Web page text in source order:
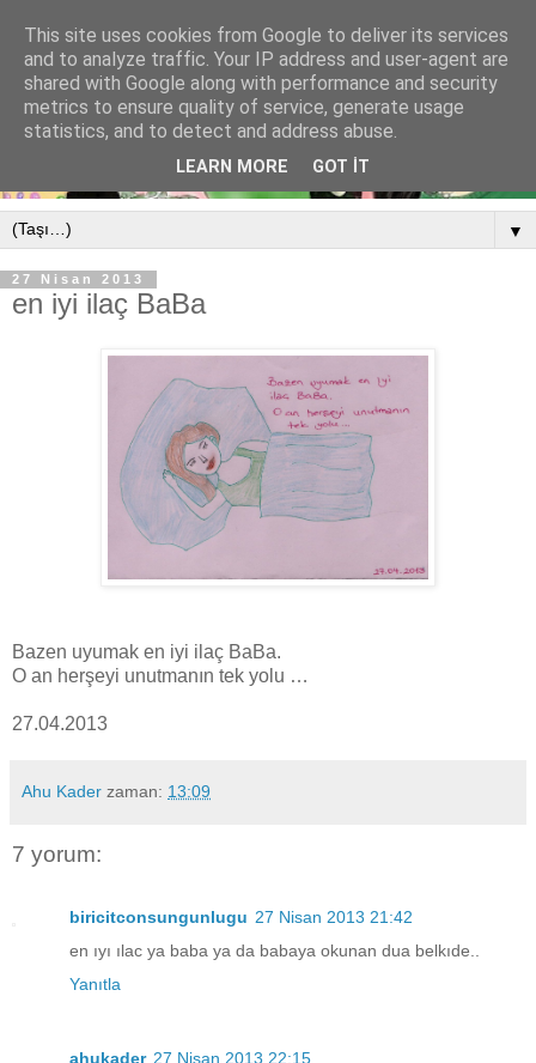
▼
27 Nisan 2013
en iyi ilaç BaBa
Bazen uyumak en iyi ilaç BaBa.
O an herşeyi unutmanın tek yolu …
27.04.2013
Ahu Kader zaman: 13:09
7 yorum:
biricitconsungunlugu 27 Nisan 2013 21:42
en ıyı ılac ya baba ya da babaya okunan dua belkıde..
Yanıtla
ahukader 27 Nisan 2013 22:15
This site uses cookies from Google to deliver its services
and to analyze traffic. Your IP address and user-agent are
shared with Google along with performance and security
metrics to ensure quality of service, generate usage
statistics, and to detect and address abuse.
LEARN MORE GOT IT